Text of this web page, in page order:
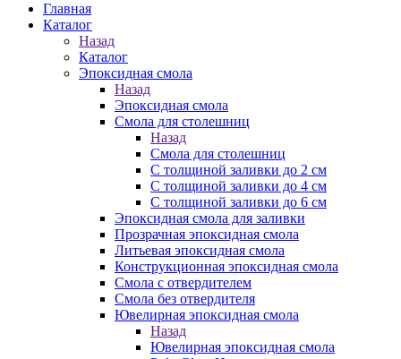
Главная
Каталог
Назад
Каталог
Эпоксидная смола
Назад
Эпоксидная смола
Смола для столешниц
Назад
Смола для столешниц
С толщиной заливки до 2 см
С толщиной заливки до 4 см
С толщиной заливки до 6 см
Эпоксидная смола для заливки
Прозрачная эпоксидная смола
Литьевая эпоксидная смола
Конструкционная эпоксидная смола
Смола с отвердителем
Смола без отвердителя
Ювелирная эпоксидная смола
Назад
Ювелирная эпоксидная смола